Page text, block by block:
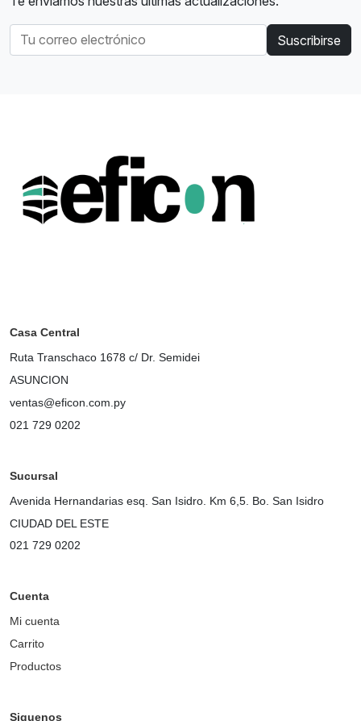
Suscribirse
Casa Central
Ruta Transchaco 1678 c/ Dr. Semidei
ASUNCION
ventas@eficon.com.py
021 729 0202
Sucursal
Avenida Hernandarias esq. San Isidro. Km 6,5. Bo. San Isidro
CIUDAD DEL ESTE
021 729 0202
Cuenta
Mi cuenta
Carrito
Productos
Siguenos